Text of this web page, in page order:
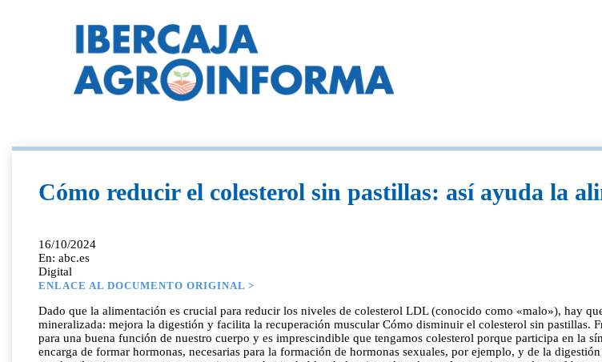
Cómo reducir el colesterol sin pastillas: así ayuda la
16/10/2024
En: abc.es
Digital
ENLACE AL DOCUMENTO ORIGINAL >
Dado que la alimentación es crucial para reducir los niveles de colesterol LDL (conocido como «malo»), hay
mineralizada: mejora la digestión y facilita la recuperación muscular Cómo disminuir el colesterol sin pastillas.
para una buena función de nuestro cuerpo y es imprescindible que tengamos colesterol porque participa en la
encarga de formar hormonas, necesarias para la formación de hormonas sexuales, por ejemplo, y de la